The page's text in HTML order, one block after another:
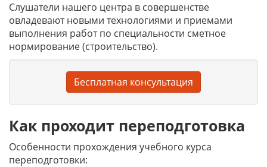
Слушатели нашего центра в совершенстве
овладевают новыми технологиями и приемами
выполнения работ по специальности сметное
нормирование (строительство).
Бесплатная консультация
Как проходит переподготовка
Особенности прохождения учебного курса
переподготовки: